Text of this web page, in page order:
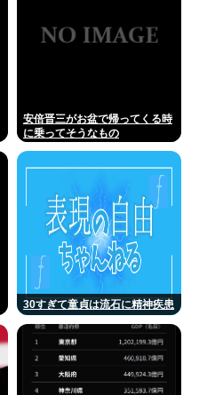
安倍晋三がお盆で帰ってくる時
に乗ってそうなもの
30すぎて童貞は流石に精神疾患